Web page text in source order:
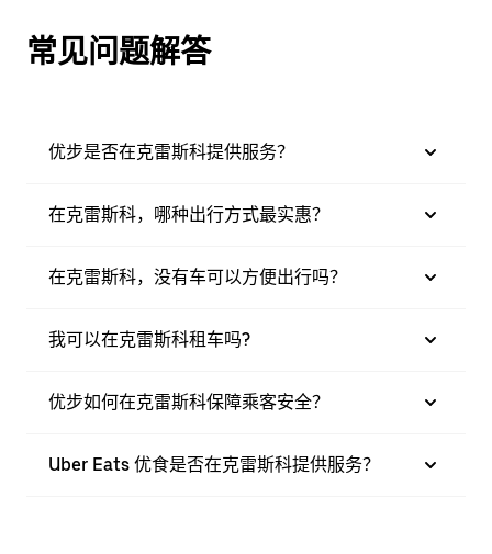
常见问题解答
优步是否在克雷斯科提供服务？
在克雷斯科，哪种出行方式最实惠？
在克雷斯科，没有车可以方便出行吗？
我可以在克雷斯科租车吗?
优步如何在克雷斯科保障乘客安全？
Uber Eats 优食是否在克雷斯科提供服务？